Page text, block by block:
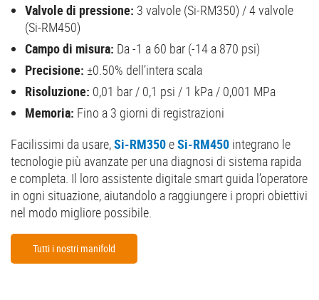
Valvole di pressione: 3 valvole (Si-RM350) / 4 valvole
(Si-RM450)
Campo di misura: Da -1 a 60 bar (-14 a 870 psi)
Precisione: ±0.50% dell’intera scala
Risoluzione: 0,01 bar / 0,1 psi / 1 kPa / 0,001 MPa
Memoria: Fino a 3 giorni di registrazioni
Facilissimi da usare,Si-RM350eSi-RM450 integrano le
tecnologie più avanzate per una diagnosi di sistema rapida
e completa. Il loro assistente digitale smart guida l’operatore
in ogni situazione, aiutandolo a raggiungere i propri obiettivi
nel modo migliore possibile.
Tutti i nostri manifold